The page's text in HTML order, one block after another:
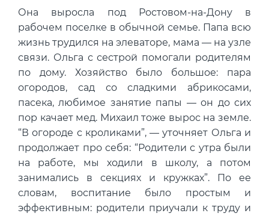
Она выросла под Ростовом-на-Дону в
рабочем поселке в обычной семье. Папа всю
жизнь трудился на элеваторе, мама — на узле
связи. Ольга с сестрой помогали родителям
по дому. Хозяйство было большое: пара
огородов, сад со сладкими абрикосами,
пасека, любимое занятие папы — он до сих
пор качает мед. Михаил тоже вырос на земле.
“В огороде с кроликами”, — уточняет Ольга и
продолжает про себя: “Родители с утра были
на работе, мы ходили в школу, а потом
занимались в секциях и кружках”. По ее
словам, воспитание было простым и
эффективным: родители приучали к труду и